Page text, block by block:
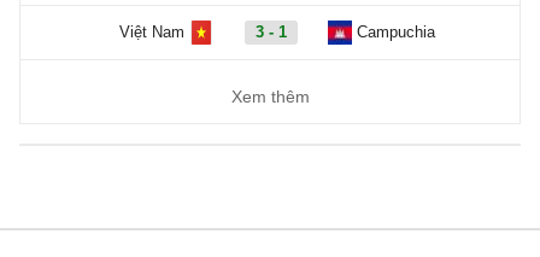
Việt Nam 3 - 1 Campuchia
Xem thêm